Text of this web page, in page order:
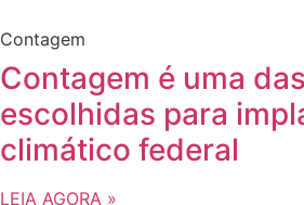
Contagem
Contagem é uma
escolhidas para
climático federal
LEIA AGORA »